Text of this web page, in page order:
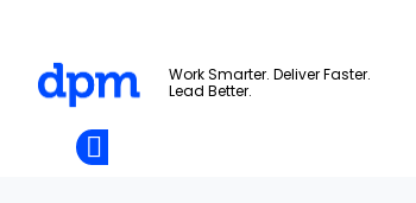
Skip to main content
Work Smarter. Deliver Faster.
Lead Better.
Add as